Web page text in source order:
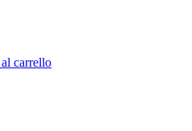
carrello